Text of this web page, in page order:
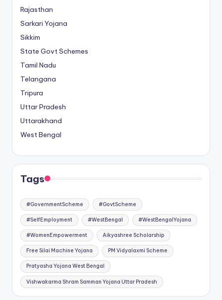
Rajasthan
Sarkari Yojana
Sikkim
State Govt Schemes
Tamil Nadu
Telangana
Tripura
Uttar Pradesh
Uttarakhand
West Bengal
Tags
#GovernmentScheme #GovtScheme
#SelfEmployment #WestBengal #WestBengalYojana
#WomenEmpowerment Aikyashree Scholarship
Free Silai Machine Yojana PM Vidyalaxmi Scheme
Pratyasha Yojana West Bengal
Vishwakarma Shram Samman Yojana Uttar Pradesh